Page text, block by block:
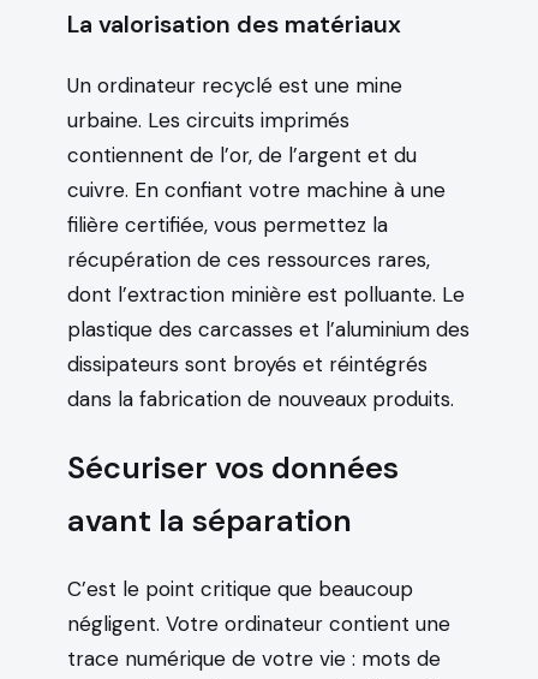
La valorisation des matériaux
Un ordinateur recyclé est une mine
urbaine. Les circuits imprimés
contiennent de l’or, de l’argent et du
cuivre. En confiant votre machine à une
filière certifiée, vous permettez la
récupération de ces ressources rares,
dont l’extraction minière est polluante. Le
plastique des carcasses et l’aluminium des
dissipateurs sont broyés et réintégrés
dans la fabrication de nouveaux produits.
Sécuriser vos données
avant la séparation
C’est le point critique que beaucoup
négligent. Votre ordinateur contient une
trace numérique de votre vie : mots de